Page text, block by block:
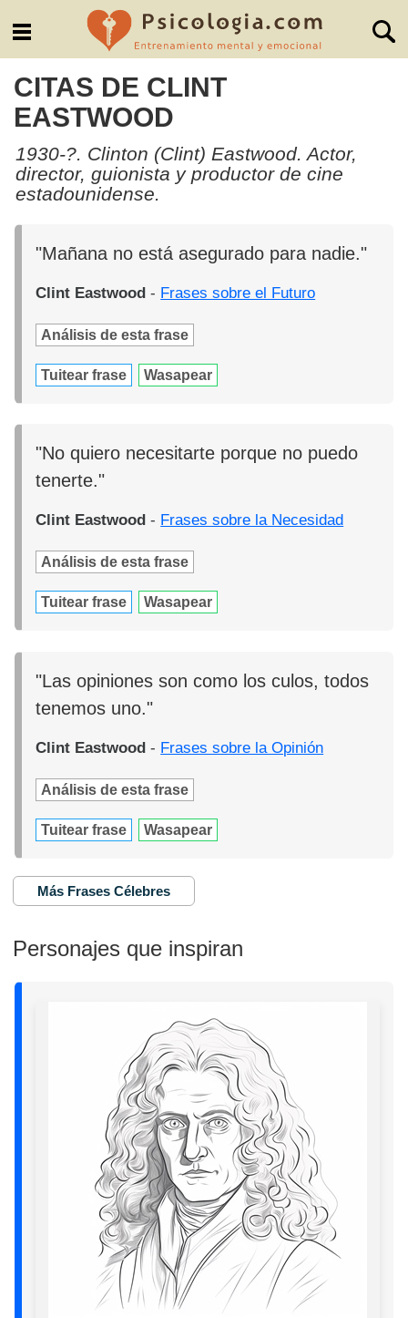
CITAS DE CLINT
EASTWOOD
1930-?. Clinton (Clint) Eastwood. Actor,
director, guionista y productor de cine
estadounidense.
"Mañana no está asegurado para nadie."
Clint Eastwood - Frases sobre el Futuro
Análisis de esta frase
Tuitear frase Wasapear
"No quiero necesitarte porque no puedo
tenerte."
Clint Eastwood - Frases sobre la Necesidad
Análisis de esta frase
Tuitear frase Wasapear
"Las opiniones son como los culos, todos
tenemos uno."
Clint Eastwood - Frases sobre la Opinión
Análisis de esta frase
Tuitear frase Wasapear
Más Frases Célebres
Personajes que inspiran